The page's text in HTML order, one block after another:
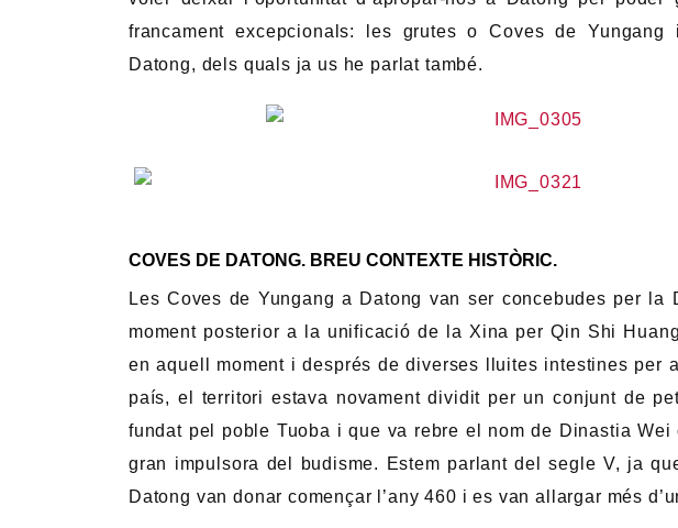
francament excepcionals: les grutes o Coves de
Datong, dels quals ja us he parlat també.
COVES DE DATONG. BREU CONTEXTE HISTÒRIC.
Les Coves de Yungang a Datong van ser concebudes per la
moment posterior a la unificació de la Xina per Qin Shi
en aquell moment i després de diverses lluites intestines per
país, el territori estava novament dividit per un conjunt de
fundat pel poble Tuoba i que va rebre el nom de Dinastia
gran impulsora del budisme. Estem parlant del segle V, ja
Datong van donar començar l’any 460 i es van allargar més